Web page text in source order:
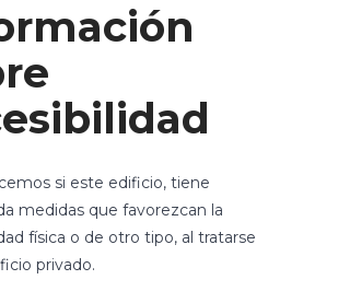
si este edificio, tiene
medidas que favorezcan la
física o de otro tipo, al tratarse
privado.